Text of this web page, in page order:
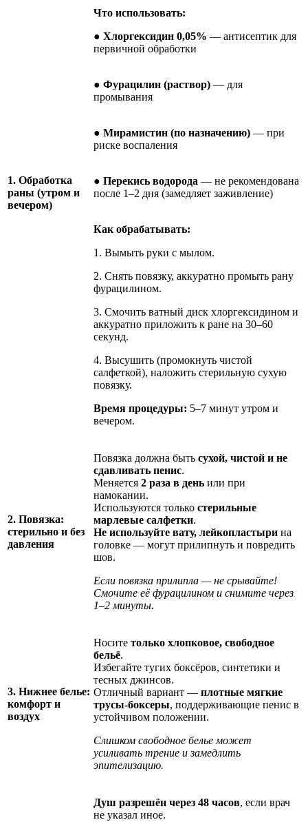
1. Обработка
раны (утром и
вечером)
Что использовать:
● Хлоргексидин 0,05% — антисептик для
первичной обработки
● Фурацилин (раствор) — для
промывания
● Мирамистин (по назначению) — при
риске воспаления
● Перекись водорода — не рекомендована
после 1–2 дня (замедляет заживление)
Как обрабатывать:
1. Вымыть руки с мылом.
2. Снять повязку, аккуратно промыть рану
фурацилином.
3. Смочить ватный диск хлоргексидином и
аккуратно приложить к ране на 30–60
секунд.
4. Высушить (промокнуть чистой
салфеткой), наложить стерильную сухую
повязку.
Время процедуры: 5–7 минут утром и
вечером.
2. Повязка:
стерильно и без
давления
Повязка должна быть сухой, чистой и не
сдавливать пенис.
Меняется 2 раза в день или при
намокании.
Используются только стерильные
марлевые салфетки.
Не используйте вату, лейкопластыри на
головке — могут прилипнуть и повредить
шов.
Если повязка прилипла — не срывайте!
Смочите её фурацилином и снимите через
1–2 минуты.
3. Нижнее белье:
комфорт и
воздух
Носите только хлопковое, свободное
бельё.
Избегайте тугих боксёров, синтетики и
тесных джинсов.
Отличный вариант — плотные мягкие
трусы-боксеры, поддерживающие пенис в
устойчивом положении.
Слишком свободное белье может
усиливать трение и замедлить
эпителизацию.
Душ разрешён через 48 часов, если врач
не указал иное.